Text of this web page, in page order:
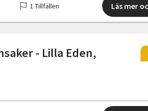
1 Tillfällen Läs mer
- Lilla Eden,